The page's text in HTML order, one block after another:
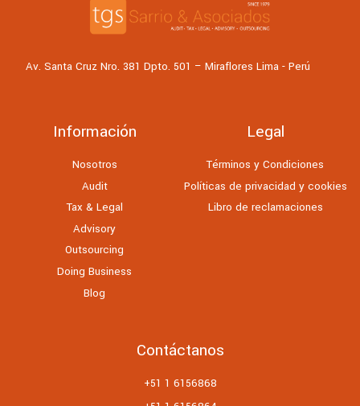
Av. Santa Cruz Nro. 381 Dpto. 501 – Miraflores Lima - Perú
Información
Nosotros
Audit
Tax & Legal
Advisory
Outsourcing
Doing Business
Blog
Legal
Términos y Condiciones
Políticas de privacidad y cookies
Libro de reclamaciones
Contáctanos
+51 1 6156868